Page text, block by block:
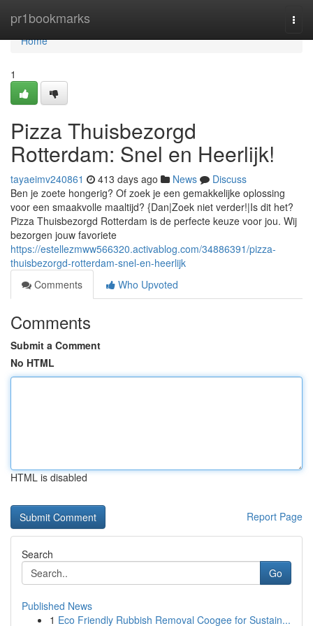
pr1bookmarks
Home
Home
1
Pizza Thuisbezorgd
Rotterdam: Snel en Heerlijk!
tayaeimv240861 413 days ago News
Discuss
Ben je zoete hongerig? Of zoek je een gemakkelijke oplossing
voor een smaakvolle maaltijd? {Dan|Zoek niet verder!|Is dit het?
Pizza Thuisbezorgd Rotterdam is de perfecte keuze voor jou. Wij
bezorgen jouw favoriete
https://estellezmww566320.activablog.com/34886391/pizza-
thuisbezorgd-rotterdam-snel-en-heerlijk
Comments
Who Upvoted
Comments
Submit a Comment
No HTML
HTML is disabled
Report Page
Search
Go
Published News
1 Eco Friendly Rubbish Removal Coogee for Sustain...